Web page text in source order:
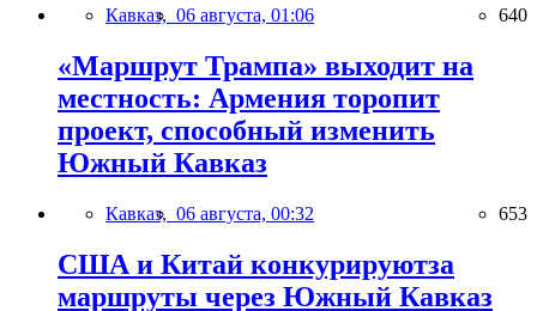
Кавказ, 06 августа, 01:06 640
«Маршрут Трампа» выходит на
местность: Армения торопит
проект, способный изменить
Южный Кавказ
Кавказ, 06 августа, 00:32 653
США и Китай конкурируютза
маршруты через Южный Кавказ